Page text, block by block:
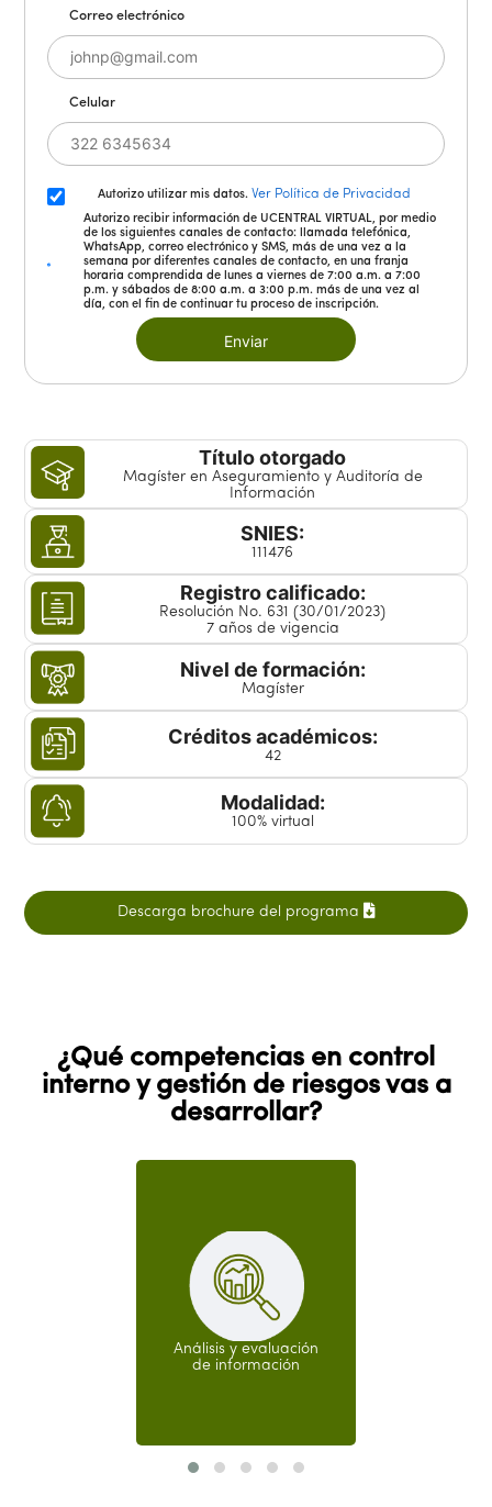
Correo electrónico
Celular
Autorizo utilizar mis datos. Ver Política de Privacidad
Autorizo recibir información de UCENTRAL VIRTUAL, por medio
de los siguientes canales de contacto: llamada telefónica,
WhatsApp, correo electrónico y SMS, más de una vez a la
semana por diferentes canales de contacto, en una franja
horaria comprendida de lunes a viernes de 7:00 a.m. a 7:00
p.m. y sábados de 8:00 a.m. a 3:00 p.m. más de una vez al
día, con el fin de continuar tu proceso de inscripción.
Enviar
Título otorgado
Magíster en Aseguramiento y Auditoría de
Información
SNIES:
111476
Registro calificado:
Resolución No. 631 (30/01/2023)
7 años de vigencia
Nivel de formación:
Magíster
Créditos académicos:
42
Modalidad:
100% virtual
Descarga brochure del programa
¿Qué competencias en control
interno y gestión de riesgos vas a
desarrollar?
Análisis y evaluación
de información